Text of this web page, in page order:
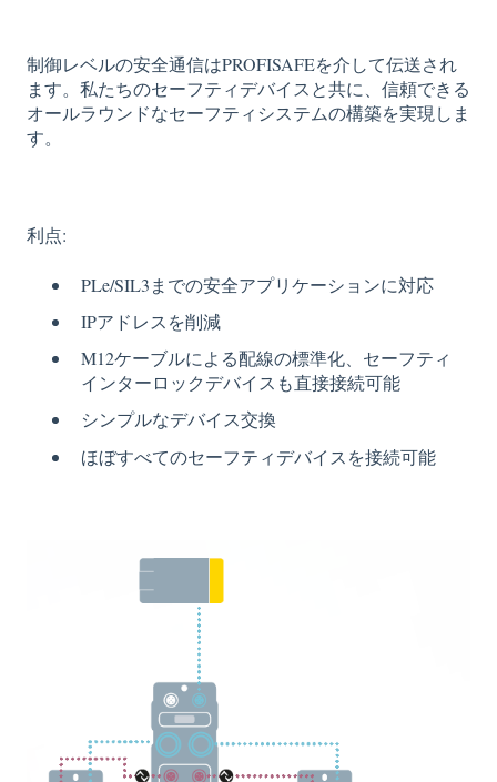
制御レベルの安全通信はPROFISAFEを介して伝送され
ます。私たちのセーフティデバイスと共に、信頼できる
オールラウンドなセーフティシステムの構築を実現しま
す。
利点:
PLe/SIL3までの安全アプリケーションに対応
IPアドレスを削減
M12ケーブルによる配線の標準化、セーフティ
インターロックデバイスも直接接続可能
シンプルなデバイス交換
ほぼすべてのセーフティデバイスを接続可能